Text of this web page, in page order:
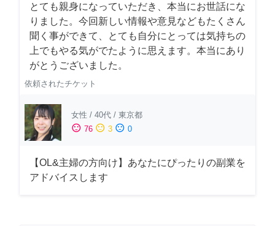
とても親身になっていただき、本当にお世話にな
りました。今回新しい情報や意見などもたくさん
聞く事ができて、とても自分にとっては気持ちの
上でもやる気がでたように思えます。本当にあり
がとうございました。
依頼されたチケット
女性 / 40代 / 東京都
sentiment_satisfied 76 sentiment_neutral 3 sentiment_dissatisfied 0
【OL&主婦の方向け】あなたにぴったりの副業を
アドバイスします